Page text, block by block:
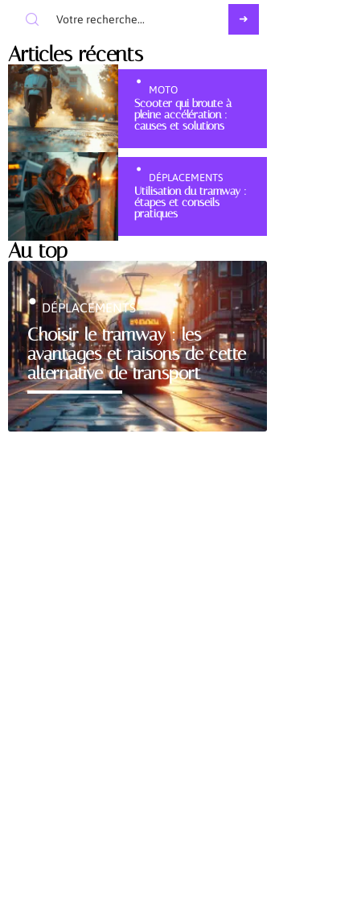
Articles récents
MOTO
Scooter qui broute à
pleine accélération :
causes et solutions
DÉPLACEMENTS
Utilisation du tramway :
étapes et conseils
pratiques
Au top
Choisir le tramway : les
avantages et raisons de cette
alternative de transport
DÉPLACEMENTS